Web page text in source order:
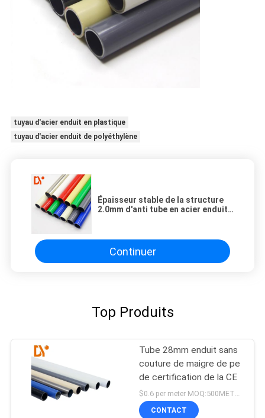
tuyau d'acier enduit en plastique
tuyau d'acier enduit de polyéthylène
Épaisseur stable de la structure
2.0mm d'anti tube en acier enduit
Continuer
Top Produits
Tube 28mm enduit sans
couture de maigre de pe
de certification de la CE
$0.6 per meter MOQ:500METERS
CONTACT